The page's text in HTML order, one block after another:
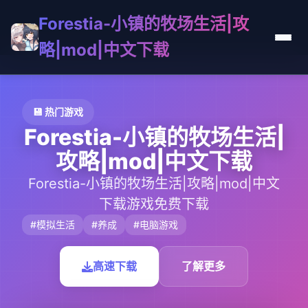
Forestia-小镇的牧场生活|攻
略|mod|中文下载
💾 热门游戏
Forestia-小镇的牧场生活|
攻略|mod|中文下载
Forestia-小镇的牧场生活|攻略|mod|中文
下载游戏免费下载
#模拟生活 #养成 #电脑游戏
高速下载 了解更多